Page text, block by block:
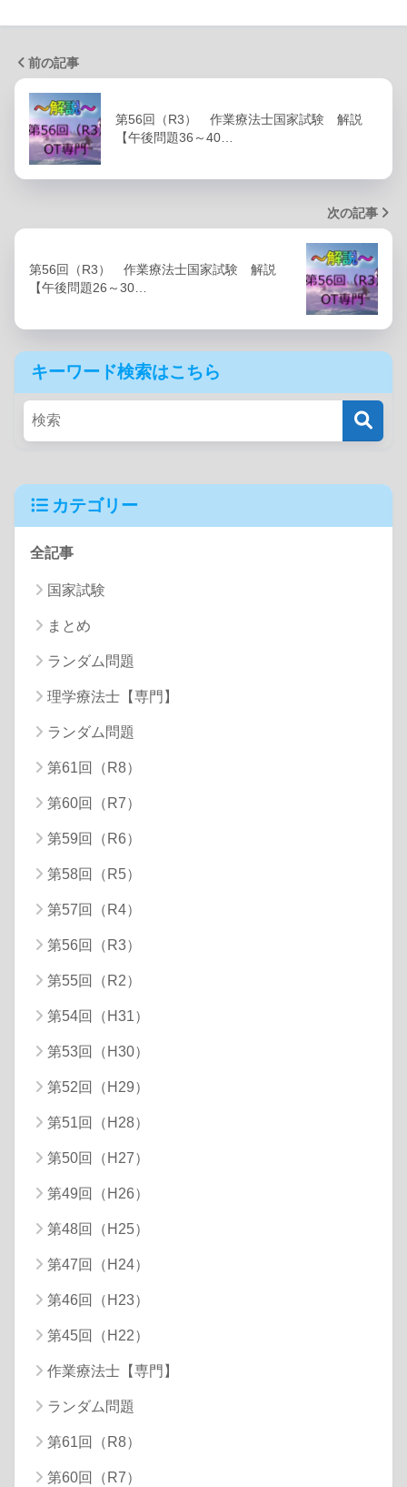
前の記事
第56回（R3） 作業療法士国家試験 解説
【午後問題36～40…
次の記事
第56回（R3） 作業療法士国家試験 解説
【午後問題26～30…
キーワード検索はこちら
カテゴリー
全記事
国家試験
まとめ
ランダム問題
理学療法士【専門】
ランダム問題
第61回（R8）
第60回（R7）
第59回（R6）
第58回（R5）
第57回（R4）
第56回（R3）
第55回（R2）
第54回（H31）
第53回（H30）
第52回（H29）
第51回（H28）
第50回（H27）
第49回（H26）
第48回（H25）
第47回（H24）
第46回（H23）
第45回（H22）
作業療法士【専門】
ランダム問題
第61回（R8）
第60回（R7）